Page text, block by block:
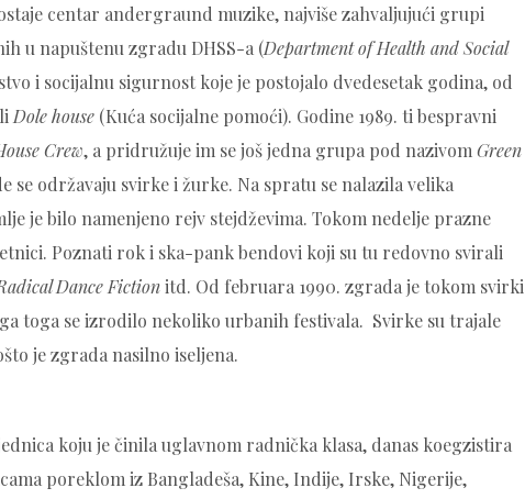
centar andergraund muzike, najviše zahvaljujući grupi
u napuštenu zgradu DHSS-a (Department of Health and Social
i socijalnu sigurnost koje je postojalo dvedesetak godina, od
Dole house (Kuća socijalne pomoći). Godine 1989. ti bespravni
Crew, a pridružuje im se još jedna grupa pod nazivom Green
se održavaju svirke i žurke. Na spratu se nalazila velika
je bilo namenjeno rejv stejdževima. Tokom nedelje prazne
Poznati rok i ska-pank bendovi koji su tu redovno svirali
Dance Fictionitd. Od februara 1990. zgrada je tokom svirki
toga se izrodilo nekoliko urbanih festivala. Svirke su trajale
je zgrada nasilno iseljena.
koju je činila uglavnom radnička klasa, danas koegzistira
poreklom iz Bangladeša, Kine, Indije, Irske, Nigerije,